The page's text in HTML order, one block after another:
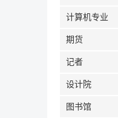
计算机专业
期货
记者
设计院
图书馆